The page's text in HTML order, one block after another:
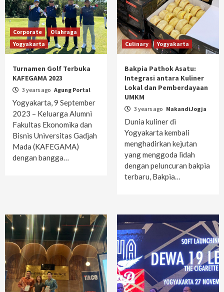
Corporate
Olahraga
Yogyakarta
Turnamen Golf Terbuka
KAFEGAMA 2023
3 years ago Agung Portal
Yogyakarta, 9 September
2023 – Keluarga Alumni
Fakultas Ekonomika dan
Bisnis Universitas Gadjah
Mada (KAFEGAMA)
dengan bangga…
Culinary Yogyakarta
Bakpia Pathok Asatu:
Integrasi antara Kuliner
Lokal dan Pemberdayaan
UMKM
3 years ago MakandiJogja
Dunia kuliner di
Yogyakarta kembali
menghadirkan kejutan
yang menggoda lidah
dengan peluncuran bakpia
terbaru, Bakpia…